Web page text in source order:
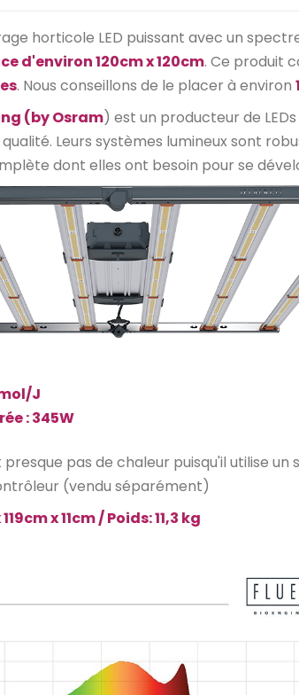
horticole LED puissant avec un
d'environ 120cm x 120cm. Ce produit
. Nous conseillons de le placer à environ
(by Osram) est un producteur de
Leurs systèmes lumineux sont
dont elles ont besoin pour se
J
: 345W
pas de chaleur puisqu'il utilise
(vendu séparément)
x 11cm / Poids: 11,3 kg